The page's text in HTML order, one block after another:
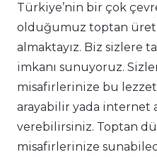
Türkiye’nin bir çok
olduğumuz toptan
almaktayız. Biz sizlere
imkanı sunuyoruz.
misafirlerinize bu
arayabilir yada internet
verebilirsiniz. Toptan
misafirlerinize